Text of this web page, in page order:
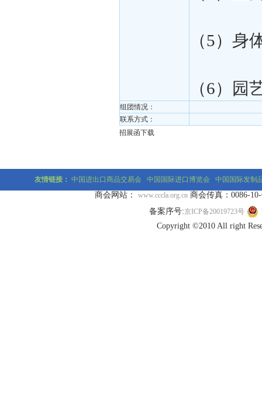
（5）身
（6）园
组团情况：
联系方式：
招展函下载
友情链接： 中国进出口商品交易会 中国国际进口博览会 中国国际发制
商会网站： www.cccla.org.cn 商会传真：0086-10-
备案序号:京ICP备20019723号
Copyright ©2010 All right